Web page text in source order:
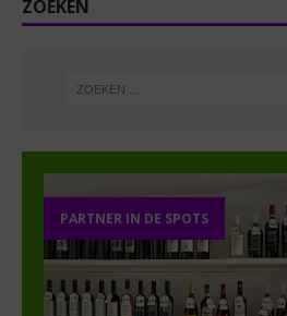
ZOEKEN
PARTNER IN DE SPOTS